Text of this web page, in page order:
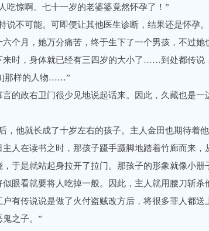
惊啊。七十一岁的老婆婆竟然怀孕了！”
不可能。可即便让其他医生诊断，结果还是怀孕。
个月，她万分痛苦，终于生下了一个男孩，不过她
来时，身体就已经有三四岁的大小了……到处都传说
那样的人物……”
政右卫门很少见地说起话来。因此，久藏也是一
他就长成了十岁左右的孩子。主人金田也期待着他
人在读书之时，那孩子蹑手蹑脚地踏着竹廊而来，
，于是就站起身拉开了拉门。那孩子的形象就像小
似眼看就要将人吃掉一般。因此，主人就用腰刀斩
有传说说是做了火付盗贼改方后，将很多罪人都送
之子。”